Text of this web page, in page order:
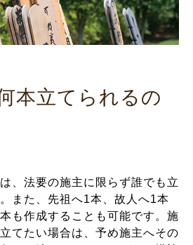
本立てられるの
、法要の施主に限らず誰でも立
また、先祖へ1本、故人へ1本
も作成することも可能です。施
てたい場合は、予め施主へその